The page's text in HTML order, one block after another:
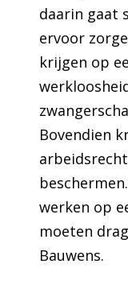
daarin gaat
ervoor
krijgen op
Bovendien
werken op
moeten
Bauwens.